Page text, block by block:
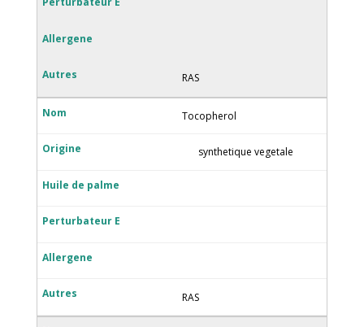
RAS
Tocopherol
synthetique vegetale
RAS